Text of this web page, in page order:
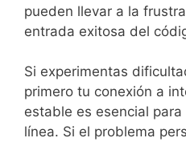
pueden llevar a la
entrada exitosa del
Si experimentas
primero tu conexión a
estable es esencial
línea. Si el problema